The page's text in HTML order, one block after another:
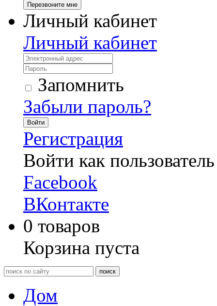
Перезвоните мне
Личный кабинет
Личный кабинет
Запомнить
Забыли пароль?
Войти
Регистрация
Войти как пользователь
Facebook
ВКонтакте
0 товаров
Корзина пуста
Дом